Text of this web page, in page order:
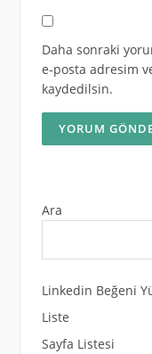
Daha sonraki
e-posta adresim
kaydedilsin.
Ara
Linkedin Beğeni
Liste
Sayfa Listesi